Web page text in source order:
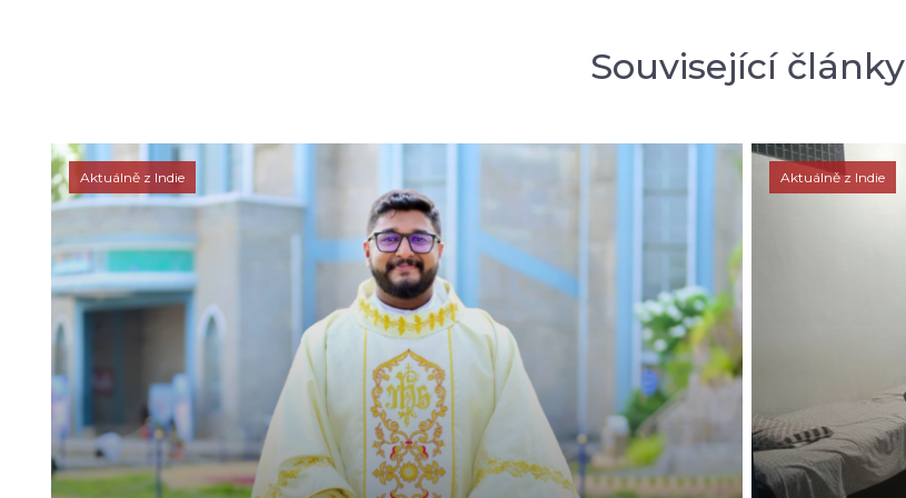
Související články
Aktuálně z Indie Aktuálně z Indie